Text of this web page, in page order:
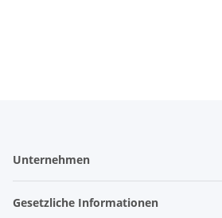
Unternehmen
Gesetzliche Informationen